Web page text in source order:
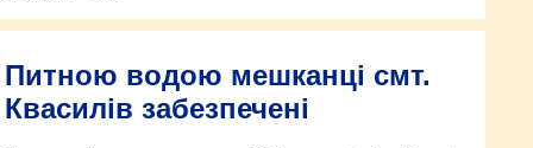
Питною водою мешканці смт.
Квасилів забезпечені